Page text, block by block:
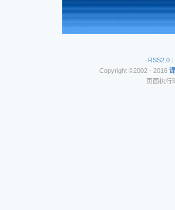
RSS2.0 |
Copyright ©2002 - 2016
页面执行